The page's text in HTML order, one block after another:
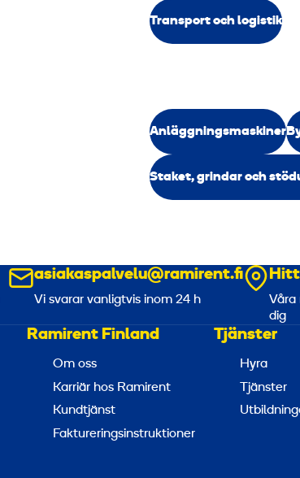
Transport och logistik
Anläggningsmaskiner
Staket, grindar och
asiakaspalvelu@ramirent.fi
Vi svarar vanligtvis inom 24 h
Våra
dig
Ramirent Finland
Om oss
Karriär hos Ramirent
Kundtjänst
Faktureringsinstruktioner
Tjänster
Hyra
Tjänster